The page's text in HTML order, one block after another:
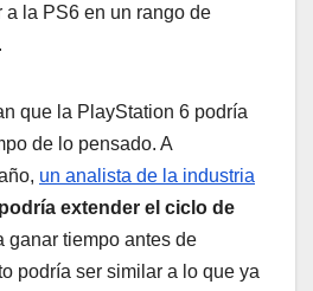
a la PS6 en un rango de
que la PlayStation 6 podría
de lo pensado. A
un analista de la industria
podría extender el ciclo de
ganar tiempo antes de
podría ser similar a lo que ya